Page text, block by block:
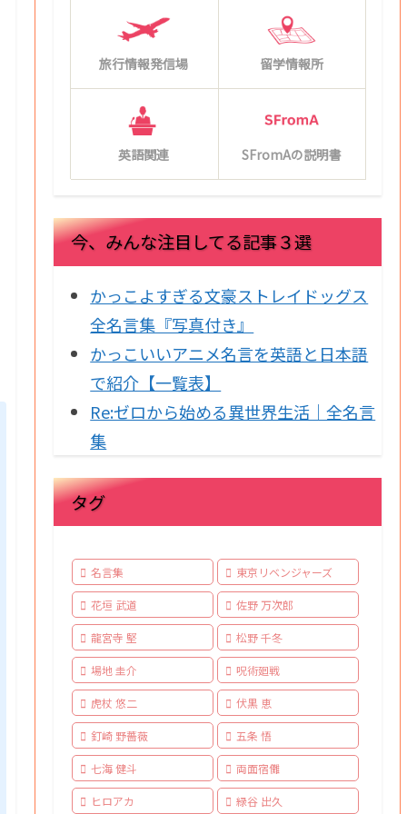
旅行情報発信場 留学情報所
英語関連 SFromAの説明書
今、みんな注目してる記事３選
かっこよすぎる文豪ストレイドッグス
全名言集『写真付き』
かっこいいアニメ名言を英語と日本語
で紹介【一覧表】
Re:ゼロから始める異世界生活｜全名言
集
タグ
名言集 東京リベンジャーズ
花垣 武道 佐野 万次郎
龍宮寺 堅 松野 千冬
場地 圭介 呪術廻戦
虎杖 悠二 伏黒 恵
釘崎 野薔薇 五条 悟
七海 健斗 両面宿儺
ヒロアカ 緑谷 出久